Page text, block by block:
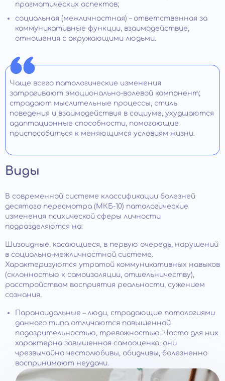
прагматических аспектов;
социальная (межличностная) – ответственная за
коммуникативные функции, взаимодействие,
отношения с окружающими людьми.
Чаще всего патологические изменения
затрагивают эмоционально-волевой компонент;
страдают мыслительные процессы, стиль
поведения и взаимодействия в социуме, ухудшаются
адаптационные способности, помогающие
приспособиться к меняющимся условиям жизни.
Виды
В современной системе классификации болезней
десятого пересмотра (МКБ-10) патологические
изменения психической сферы личности
подразделяются на:
Шизоидные, касающиеся, в первую очередь, нарушений
в социально-межличностной системе.
Характеризуются утратой коммуникативных навыков
(склонностью к самоизоляции, отшельничеству),
расстройством восприятия реальности, сужением
сознания.
Параноидальные – люди, страдающие патологиями
данного типа отличаются повышенной
подозрительностью, тревожностью. Часто для них
характерна завышенная самооценка, они
чрезвычайно честолюбивы, обидчивы, болезненно
воспринимают неудачи.